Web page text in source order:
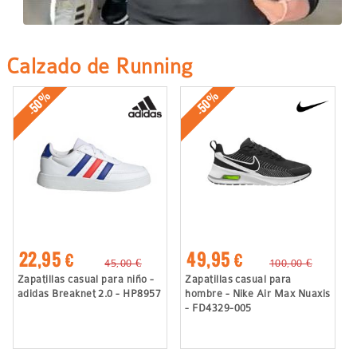
Calzado de Running
-50%
22,95 €
45,00 €
Zapatillas casual para niño -
adidas Breaknet 2.0 - HP8957
-50%
49,95 €
100,00 €
Zapatillas casual para
hombre - Nike Air Max Nuaxis
- FD4329-005